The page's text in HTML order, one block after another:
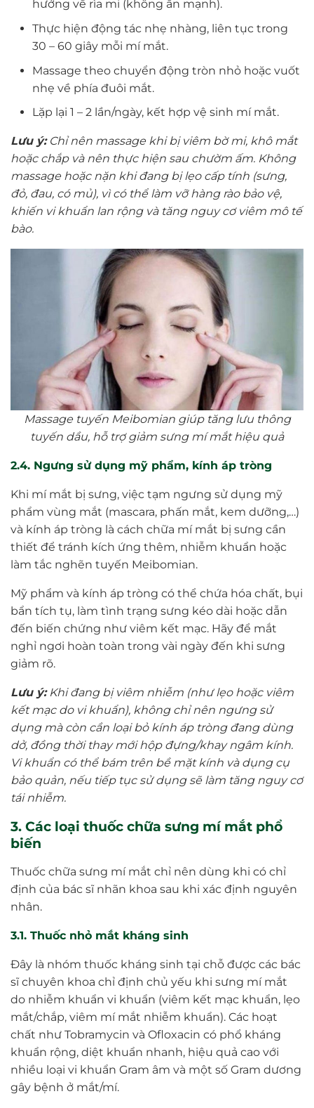
hướng về rìa mi (không ấn mạnh).
Thực hiện động tác nhẹ nhàng, liên tục trong
30 – 60 giây mỗi mí mắt.
Massage theo chuyển động tròn nhỏ hoặc vuốt
nhẹ về phía đuôi mắt.
Lặp lại 1 – 2 lần/ngày, kết hợp vệ sinh mí mắt.
Lưu ý:Chỉ nên massage khi bị viêm bờ mi, khô mắt
hoặc chắp và nên thực hiện sau chườm ấm. Không
massage hoặc nặn khi đang bị lẹo cấp tính (sưng,
đỏ, đau, có mủ), vì có thể làm vỡ hàng rào bảo vệ,
khiến vi khuẩn lan rộng và tăng nguy cơ viêm mô tế
bào.
Massage tuyến Meibomian giúp tăng lưu thông
tuyến dầu, hỗ trợ giảm sưng mí mắt hiệu quả
2.4. Ngưng sử dụng mỹ phẩm, kính áp tròng
Khi mí mắt bị sưng, việc tạm ngưng sử dụng mỹ
phẩm vùng mắt (mascara, phấn mắt, kem dưỡng,…)
và kính áp tròng là cách chữa mí mắt bị sưng cần
thiết để tránh kích ứng thêm, nhiễm khuẩn hoặc
làm tắc nghẽn tuyến Meibomian.
Mỹ phẩm và kính áp tròng có thể chứa hóa chất, bụi
bẩn tích tụ, làm tình trạng sưng kéo dài hoặc dẫn
đến biến chứng như viêm kết mạc. Hãy để mắt
nghỉ ngơi hoàn toàn trong vài ngày đến khi sưng
giảm rõ.
Lưu ý: Khi đang bị viêm nhiễm (như lẹo hoặc viêm
kết mạc do vi khuẩn), không chỉ nên ngưng sử
dụng mà còn cần loại bỏ kính áp tròng đang dùng
dở, đồng thời thay mới hộp đựng/khay ngâm kính.
Vi khuẩn có thể bám trên bề mặt kính và dụng cụ
bảo quản, nếu tiếp tục sử dụng sẽ làm tăng nguy cơ
tái nhiễm.
3. Các loại thuốc chữa sưng mí mắt phổ
biến
Thuốc chữa sưng mí mắt chỉ nên dùng khi có chỉ
định của bác sĩ nhãn khoa sau khi xác định nguyên
nhân.
3.1. Thuốc nhỏ mắt kháng sinh
Đây là nhóm thuốc kháng sinh tại chỗ được các bác
sĩ chuyên khoa chỉ định chủ yếu khi sưng mí mắt
do nhiễm khuẩn vi khuẩn (viêm kết mạc khuẩn, lẹo
mắt/chắp, viêm mí mắt nhiễm khuẩn). Các hoạt
chất như Tobramycin và Ofloxacin có phổ kháng
khuẩn rộng, diệt khuẩn nhanh, hiệu quả cao với
nhiều loại vi khuẩn Gram âm và một số Gram dương
gây bệnh ở mắt/mí.